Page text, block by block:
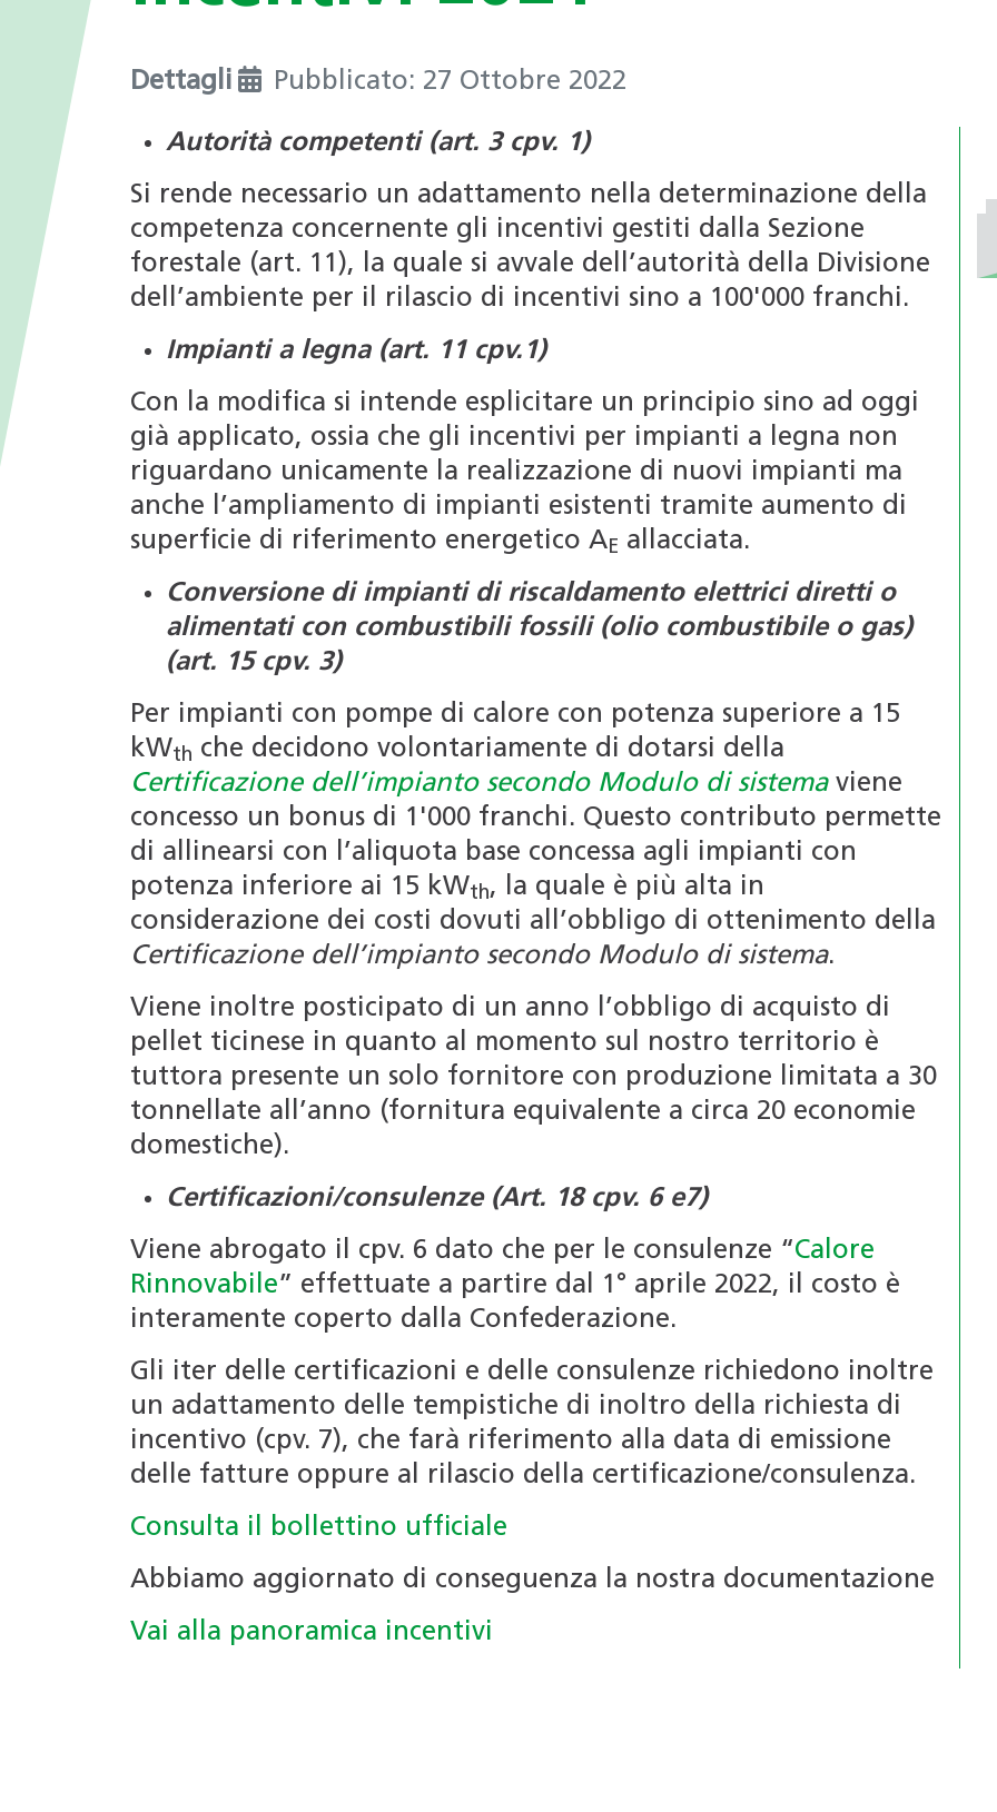
I valori
Archivio Newsletter
Certificazioni per edifici
professionisti
Formazione per le scuole
Bacheca annunci di lavoro
dai Soci
svizzera delle
pompe di calore
(APP)
PdC-modulo di
Deduzioni fiscali in ambito
Dettagli Pubblicato: 27 Ottobre 2022
Autorità competenti (art. 3 cpv. 1)
Si rende necessario un adattamento nella determinazione della
competenza concernente gli incentivi gestiti dalla Sezione
forestale (art. 11), la quale si avvale dell’autorità della Divisione
dell’ambiente per il rilascio di incentivi sino a 100'000 franchi.
Impianti a legna (art. 11 cpv.1)
Con la modifica si intende esplicitare un principio sino ad oggi
già applicato, ossia che gli incentivi per impianti a legna non
riguardano unicamente la realizzazione di nuovi impianti ma
anche l’ampliamento di impianti esistenti tramite aumento di
superficie di riferimento energetico AE allacciata.
Conversione di impianti di riscaldamento elettrici diretti o
alimentati con combustibili fossili (olio combustibile o gas)
(art. 15 cpv. 3)
Per impianti con pompe di calore con potenza superiore a 15
kWth che decidono volontariamente di dotarsi della
Certificazione dell’impianto secondo Modulo di sistemaviene
concesso un bonus di 1'000 franchi. Questo contributo permette
di allinearsi con l’aliquota base concessa agli impianti con
potenza inferiore ai 15 kWth, la quale è più alta in
considerazione dei costi dovuti all’obbligo di ottenimento della
Certificazione dell’impianto secondo Modulo di sistema.
Viene inoltre posticipato di un anno l’obbligo di acquisto di
pellet ticinese in quanto al momento sul nostro territorio è
tuttora presente un solo fornitore con produzione limitata a 30
tonnellate all’anno (fornitura equivalente a circa 20 economie
domestiche).
Certificazioni/consulenze (Art. 18 cpv. 6 e7)
Viene abrogato il cpv. 6 dato che per le consulenze “Calore
Rinnovabile” effettuate a partire dal 1° aprile 2022, il costo è
interamente coperto dalla Confederazione.
Gli iter delle certificazioni e delle consulenze richiedono inoltre
un adattamento delle tempistiche di inoltro della richiesta di
incentivo (cpv. 7), che farà riferimento alla data di emissione
delle fatture oppure al rilascio della certificazione/consulenza.
Consulta il bollettino ufficiale
Abbiamo aggiornato di conseguenza la nostra documentazione
Vai alla panoramica incentivi